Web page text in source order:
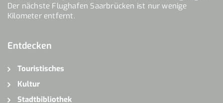
Der nächste Flughafen Saarbrücken ist nur wenige
Kilometer entfernt.
Entdecken
Touristisches
Kultur
Stadtbibliothek